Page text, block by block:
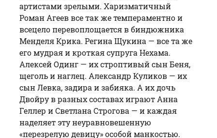
артистами зрелыми. Харизматичный
Роман Агеев все так же темпераментно и
всецело перевоплощается в биндюжника
Менделя Крика. Регина Щукина — все та же
его мудрая и кроткая супруга Нехама.
Алексей Одинг — их строптивый сын Беня,
щеголь и наглец. Александр Куликов — их
сын Левка, задира и забияка. А их дочь
Двойру в разных составах играют Анна
Геллер и Светлана Строгова — и каждая
наделяет эту неуравновешенную
«перезрелую девицу» особой манкостью.